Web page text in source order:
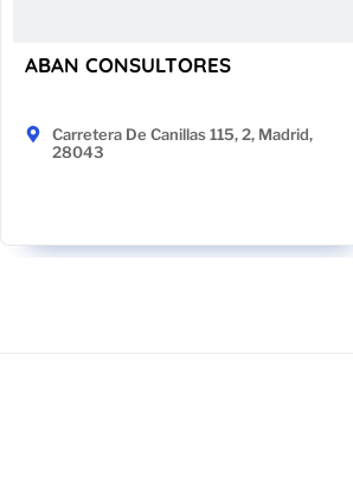
ABAN CONSULTORES
Carretera De Canillas 115, 2, Madrid,
28043